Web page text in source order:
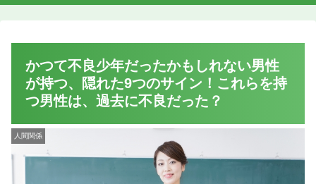
かつて不良少年だったかもしれない男性
が持つ、隠れた9つのサイン！これらを持
つ男性は、過去に不良だった？
人間関係